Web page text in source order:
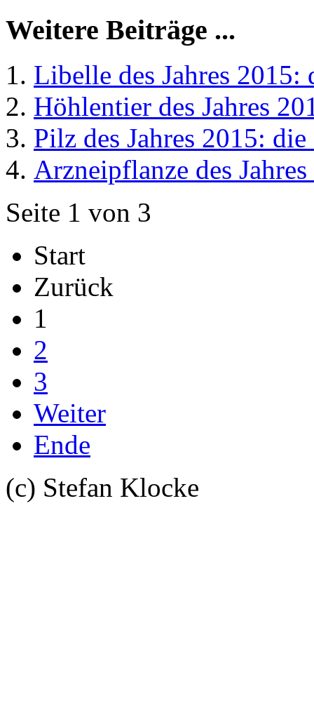
Weitere Beiträge ...
Libelle des Jahres
Höhlentier des Jahres
Pilz des Jahres 2015:
Arzneipflanze des
Seite 1 von 3
Start
Zurück
1
2
3
Weiter
Ende
(c) Stefan Klocke